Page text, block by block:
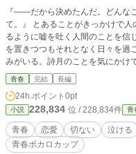
『――だから決めたんだ。どんな
て。』 とあることがきっかけで人の嘘を見破る能力が芽生えた詩月は、息をす
るように嘘を吐く人間のことを信
を置きつつもそれとなく日々を過ごしていた。 そんな詩
みがいる。詩月のことを気にかけ
せいで詩月の病気の発見が遅れて
とも視界に入ることもなく、少し
人。 そんな凪人のことが詩月は大好き
月は自分の病気が再発したことを
奇病、通称『眠り姫』に罹ってし
いく毒素を中和するため、長い眠
分の病のことを伏せ、詩月に寄り添うことを決め
青春 完結 長編
24h.ポイント 0pt
小説 228,834 位 / 228,834件 青
青春 恋愛 切ない 泣ける
青春ボカロカップ